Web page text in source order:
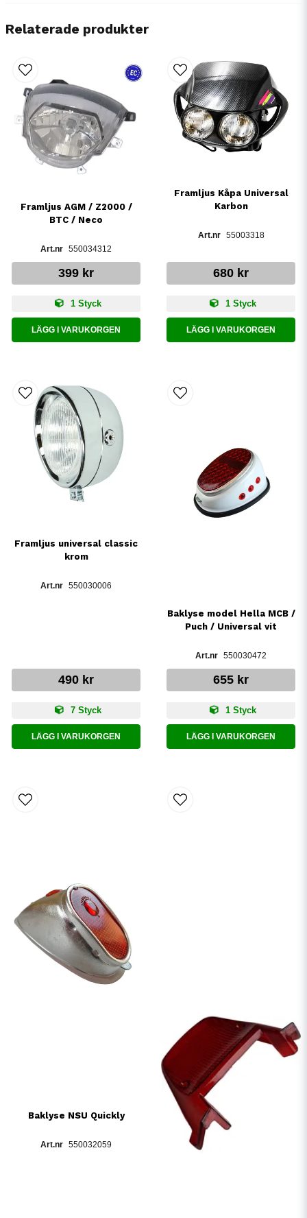
Relaterade produkter
Framljus AGM / Z2000 /
BTC / Neco
550034312
399 kr
1 Styck
LÄGG I VARUKORGEN
Framljus Kåpa Universal
Karbon
55003318
680 kr
1 Styck
LÄGG I VARUKORGEN
Framljus universal classic
krom
550030006
490 kr
7 Styck
LÄGG I VARUKORGEN
Baklyse model Hella MCB /
Puch / Universal vit
550030472
655 kr
1 Styck
LÄGG I VARUKORGEN
Baklyse NSU Quickly
550032059